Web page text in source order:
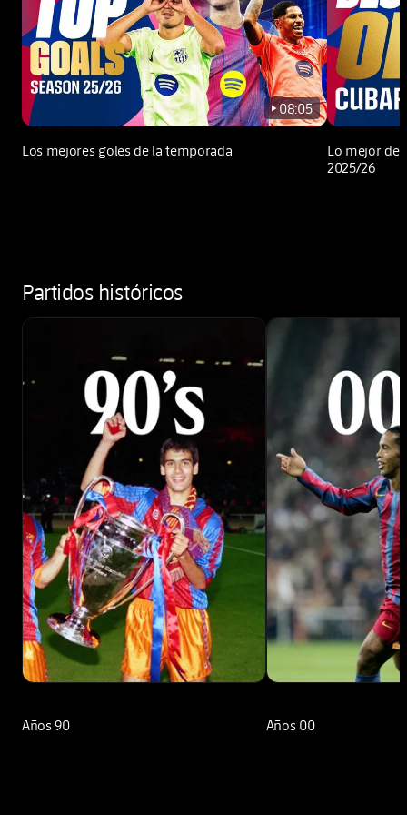
play-new
08:05
Los mejores goles de la temporada
Lo mejor de
2025/26
Partidos históricos
Años 90 Años 00